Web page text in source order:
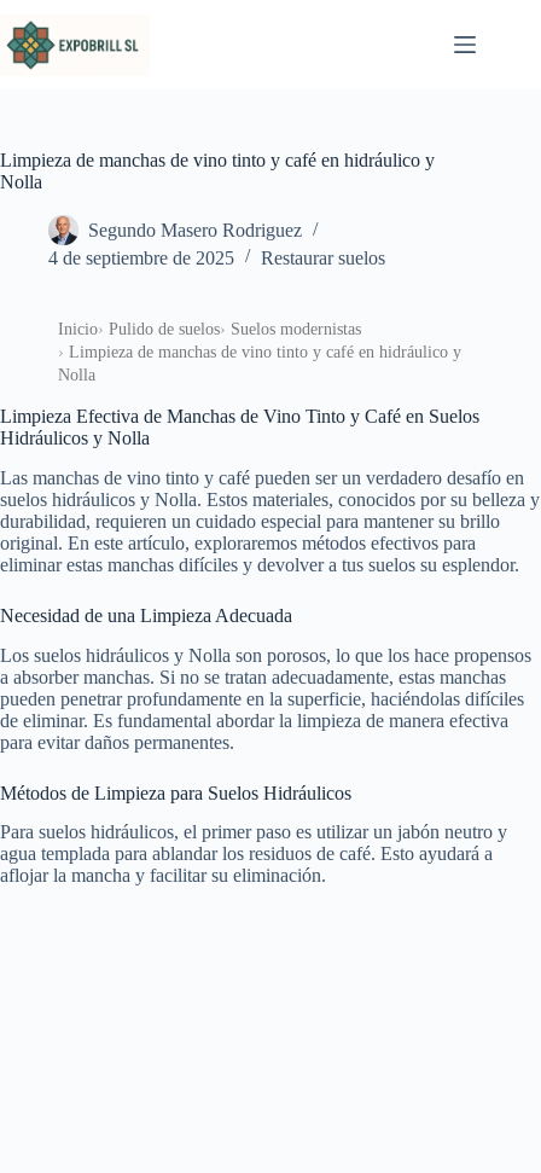
Limpieza de manchas de vino tinto y café en hidráulico y
Nolla
Segundo Masero Rodriguez
4 de septiembre de 2025
Restaurar suelos
Inicio Pulido de suelos
Suelos modernistas
Limpieza de manchas de vino tinto y café en hidráulico y
Nolla
Limpieza Efectiva de Manchas de Vino Tinto y Café en Suelos
Hidráulicos y Nolla
Las manchas de vino tinto y café pueden ser un verdadero desafío en
suelos hidráulicos y Nolla. Estos materiales, conocidos por su belleza y
durabilidad, requieren un cuidado especial para mantener su brillo
original. En este artículo, exploraremos métodos efectivos para
eliminar estas manchas difíciles y devolver a tus suelos su esplendor.
Necesidad de una Limpieza Adecuada
Los suelos hidráulicos y Nolla son porosos, lo que los hace propensos
a absorber manchas. Si no se tratan adecuadamente, estas manchas
pueden penetrar profundamente en la superficie, haciéndolas difíciles
de eliminar. Es fundamental abordar la limpieza de manera efectiva
para evitar daños permanentes.
Métodos de Limpieza para Suelos Hidráulicos
Para suelos hidráulicos, el primer paso es utilizar un jabón neutro y
agua templada para ablandar los residuos de café. Esto ayudará a
aflojar la mancha y facilitar su eliminación.